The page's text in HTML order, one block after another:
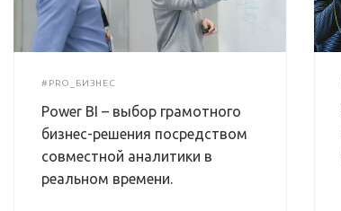
#PRO_БИЗНЕС
Power BI – выбор грамотного
бизнес-решения посредством
совместной аналитики в
реальном времени.